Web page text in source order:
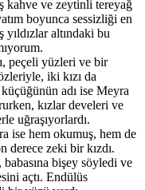
kahve ve zeytinli tereyağ
boyunca sessizliği en
altındaki bu
peçeli yüzleri ve bir
iki kızı da
adı ise Meyra
kızlar develeri ve
uğraşıyorlardı.
ise hem okumuş, hem de
derece zeki bir kızdı.
babasına bişey söyledi ve
açtı. Endülüs